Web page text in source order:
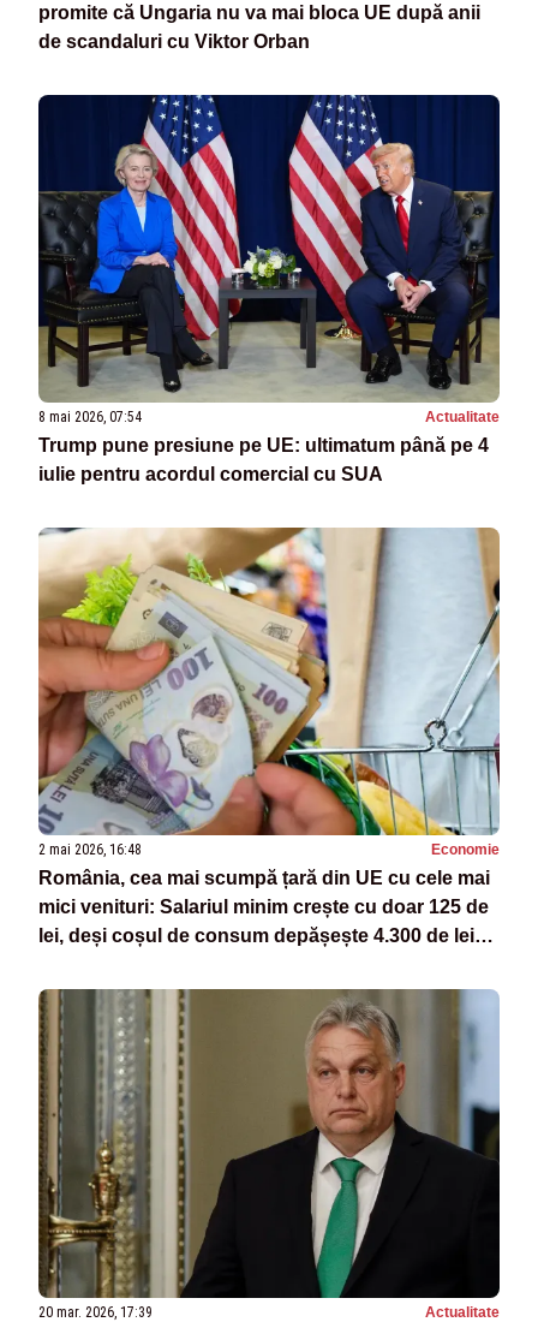
promite că Ungaria nu va mai bloca UE după anii
de scandaluri cu Viktor Orban
8 mai 2026, 07:54 Actualitate
Trump pune presiune pe UE: ultimatum până pe 4
iulie pentru acordul comercial cu SUA
2 mai 2026, 16:48 Economie
România, cea mai scumpă țară din UE cu cele mai
mici venituri: Salariul minim crește cu doar 125 de
lei, deși coșul de consum depășește 4.300 de lei
20 mar. 2026, 17:39 Actualitate